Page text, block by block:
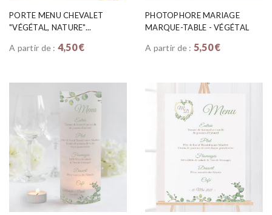
PORTE MENU CHEVALET
"VÉGÉTAL, NATURE"...
A partir de : 4,50 €
PHOTOPHORE MARIAGE
MARQUE-TABLE - VÉGÉTAL
A partir de : 5,50 €